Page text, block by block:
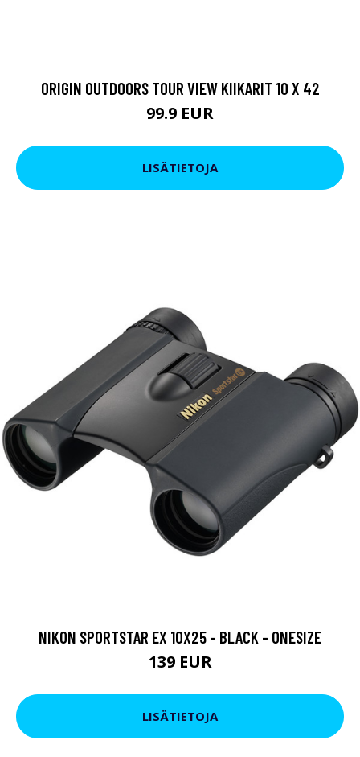
ORIGIN OUTDOORS TOUR VIEW KIIKARIT 10 X 42
99.9 EUR
LISÄTIETOJA
NIKON SPORTSTAR EX 10X25 - BLACK - ONESIZE
139 EUR
LISÄTIETOJA